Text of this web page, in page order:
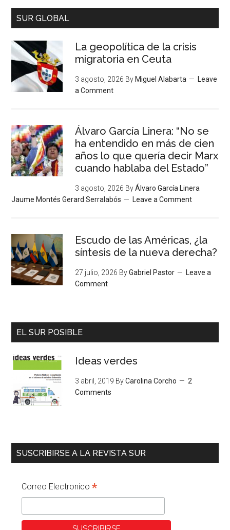
SUR GLOBAL
La geopolítica de la crisis
migratoria en Ceuta
3 agosto, 2026 By Miguel Alabarta
Leave
a Comment
Álvaro García Linera: “No se
ha entendido en más de cien
años lo que quería decir Marx
cuando hablaba del Estado”
3 agosto, 2026 ByÁlvaro García Linera
Jaume Montés Gerard Serralabós
Leave a Comment
Escudo de las Américas, ¿la
síntesis de la nueva derecha?
27 julio, 2026 ByGabriel Pastor
Leave a
Comment
EL SUR POSIBLE
Ideas verdes
3 abril, 2019 ByCarolina Corcho
2
Comments
SUSCRIBIRSE A LA REVISTA SUR
Correo Electronico*